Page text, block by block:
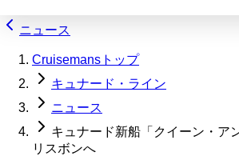
ニュース
Cruisemansトップ
キュナード・ライン
ニュース
キュナード新船「クイーン・ア
リスボンへ